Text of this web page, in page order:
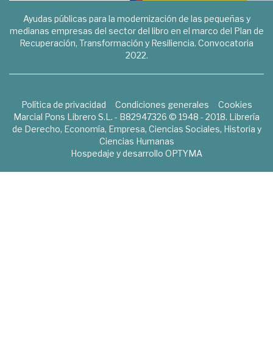
Ayudas públicas para la modernización de las pequeñas y
medianas empresas del sector del libro en el marco del Plan de
Recuperación, Transformación y Resiliencia. Convocatoria
2022.
Política de privacidad Condiciones generales
Cookies
Marcial Pons Librero S.L. - B82947326 © 1948 - 2018. Librería
de Derecho, Economía, Empresa, Ciencias Sociales, Historia y
Ciencias Humanas
Hospedaje y desarrollo OPTYMA